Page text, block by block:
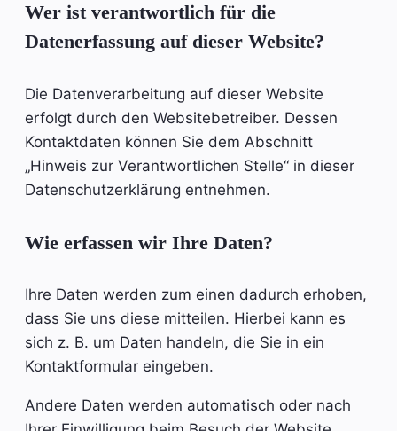
Wer ist verantwortlich für die
Datenerfassung auf dieser Website?
Die Datenverarbeitung auf dieser Website
erfolgt durch den Websitebetreiber. Dessen
Kontaktdaten können Sie dem Abschnitt
„Hinweis zur Verantwortlichen Stelle“ in dieser
Datenschutzerklärung entnehmen.
Wie erfassen wir Ihre Daten?
Ihre Daten werden zum einen dadurch erhoben,
dass Sie uns diese mitteilen. Hierbei kann es
sich z. B. um Daten handeln, die Sie in ein
Kontaktformular eingeben.
Andere Daten werden automatisch oder nach